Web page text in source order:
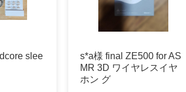
slee
s*a様 final ZE500 for AS
MR 3D ワイヤレスイヤ
ホン グ